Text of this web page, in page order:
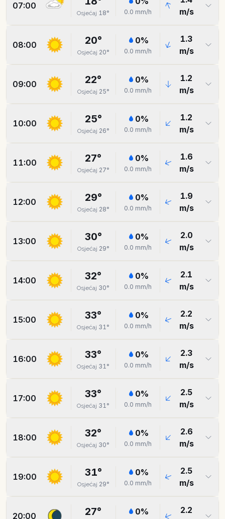
07:00
Osjećaj 18° 0.0 mm/h
m/s
08:00 20°
Osjećaj 20°
0%
0.0 mm/h
1.3
m/s
09:00 22°
Osjećaj 25°
0%
0.0 mm/h
1.2
m/s
10:00 25°
Osjećaj 26°
0%
0.0 mm/h
1.2
m/s
11:00 27°
Osjećaj 27°
0%
0.0 mm/h
1.6
m/s
12:00 29°
Osjećaj 28°
0%
0.0 mm/h
1.9
m/s
13:00 30°
Osjećaj 29°
0%
0.0 mm/h
2.0
m/s
14:00 32°
Osjećaj 30°
0%
0.0 mm/h
2.1
m/s
15:00 33°
Osjećaj 31°
0%
0.0 mm/h
2.2
m/s
16:00 33°
Osjećaj 31°
0%
0.0 mm/h
2.3
m/s
17:00 33°
Osjećaj 31°
0%
0.0 mm/h
2.5
m/s
18:00 32°
Osjećaj 30°
0%
0.0 mm/h
2.6
m/s
19:00 31°
Osjećaj 29°
0%
0.0 mm/h
2.5
m/s
20:00 27° 0%
2.2